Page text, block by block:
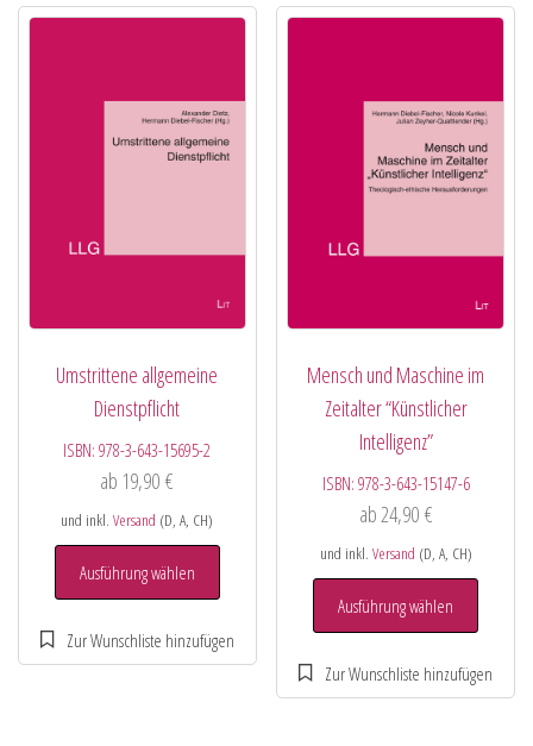
Umstrittene allgemeine
Dienstpflicht
ISBN:978-3-643-15695-2
ab 19,90€
und inkl.Versand (D, A, CH)
Ausführung wählen
Mensch und Maschine im
Zeitalter “Künstlicher
Intelligenz”
ISBN: 978-3-643-15147-6
ab 24,90 €
und inkl. Versand (D, A, CH)
Ausführung wählen